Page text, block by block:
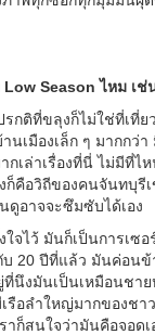
Low Season ไหม เ
กติที่ขลุงก็ไม่ใช่ที่เที่ย
เมืองเล็ก ๆ มากกว่า
เล่าเรื่องที่นี่ ไม่มีที่ไห
ก็คือวิถีของคนจันทบุรี
อาจจะซึมซับได้เอง
ใจไว้ มันก็เป็นการเซ
20 ปีที่แล้ว มันค่อนข้
ที่นึงมันเป็นเหมือนชาย
อลำใหญ่มากของชา
ก็สนใจว่ามันคือจอดเ